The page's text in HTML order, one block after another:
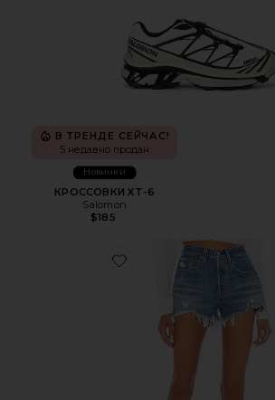
В ТРЕНДЕ СЕЙЧАС!
5 недавно продан
Новинки
КРОССОВКИ XT-6
Salomon
$185
Favorite ДЖИНСОВЫЕ ШОРТЫ